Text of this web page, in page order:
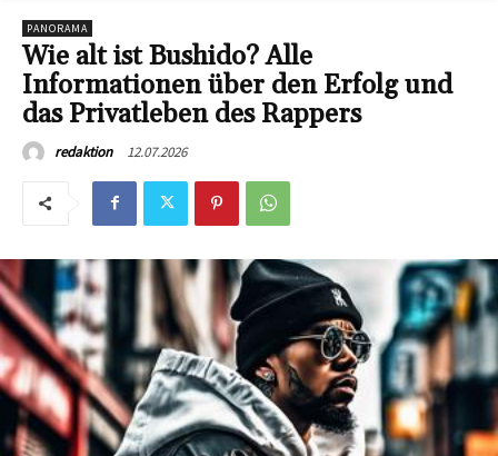
PANORAMA
Wie alt ist Bushido? Alle
Informationen über den Erfolg und
das Privatleben des Rappers
redaktion 12.07.2026